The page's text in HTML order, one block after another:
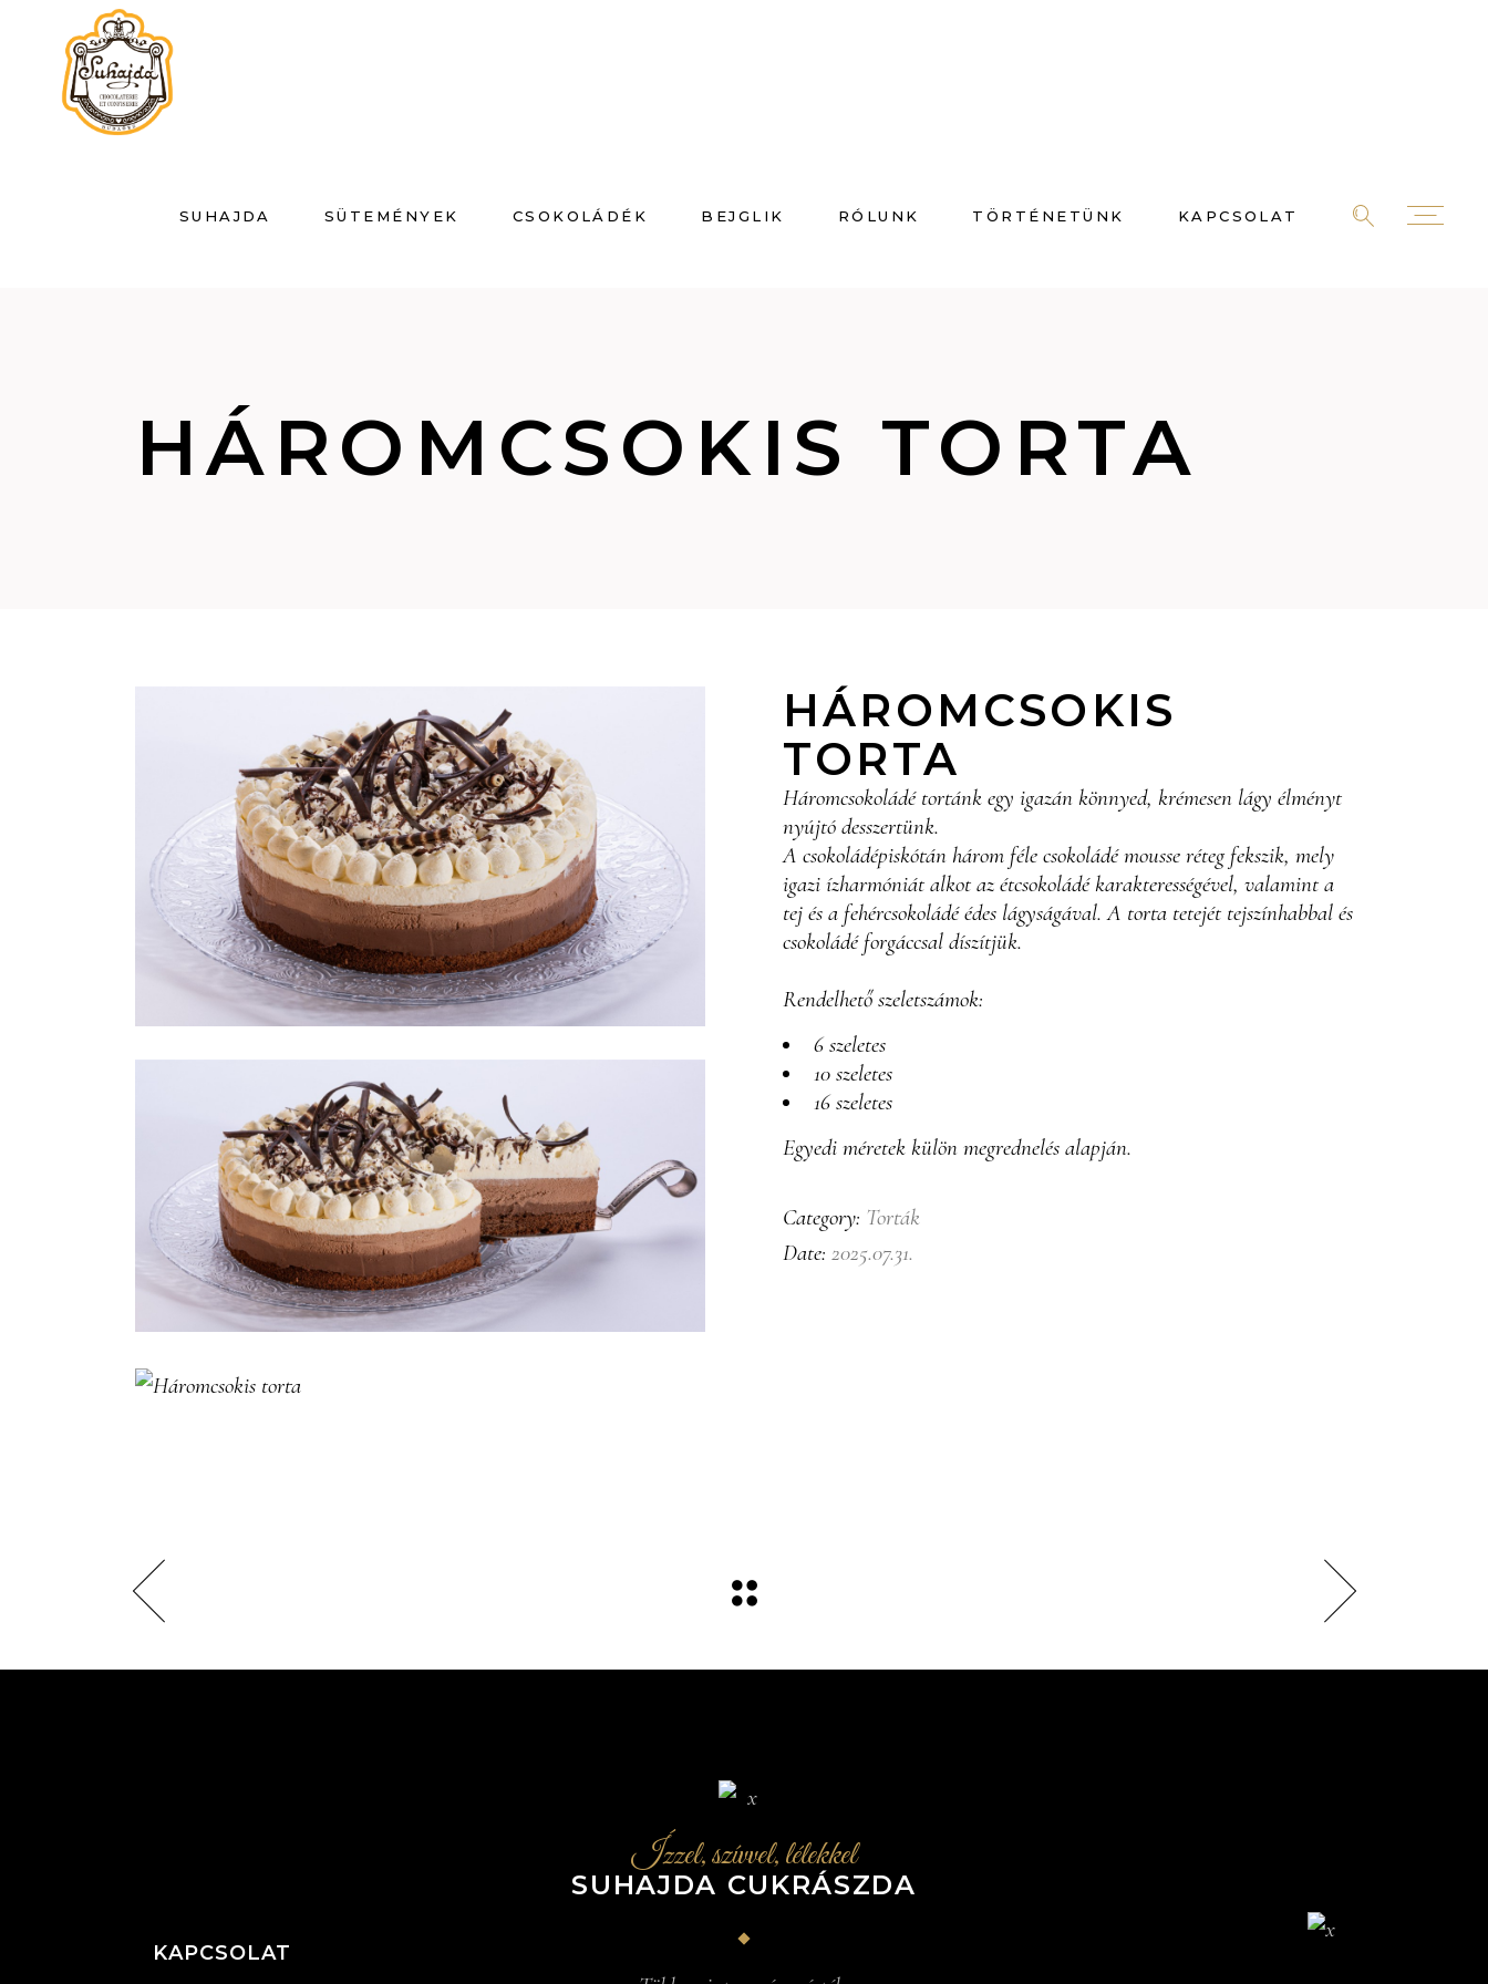
SUHAJDA SÜTEMÉNYEK CSOKOLÁDÉK BEJGLIK RÓLUNK TÖRTÉNETÜNK KAPCSOLAT
HÁROMCSOKIS TORTA
HÁROMCSOKIS
TORTA
Háromcsokoládé tortánk egy igazán könnyed, krémesen lágy élményt
nyújtó desszertünk.
A csokoládépiskótán három féle csokoládé mousse réteg fekszik, mely
igazi ízharmóniát alkot az étcsokoládé karakterességével, valamint a
tej és a fehércsokoládé édes lágyságával. A torta tetejét tejszínhabbal és
csokoládé forgáccsal díszítjük.
Rendelhető szeletszámok:
6 szeletes
10 szeletes
16 szeletes
Egyedi méretek külön megrednelés alapján.
Category: Torták
Date: 2025.07.31.
KAPCSOLAT
Ízzel, szívvel, lélekkel
SUHAJDA CUKRÁSZDA